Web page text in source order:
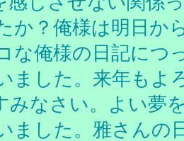
か？俺様は明日か
な俺様の日記につ
ました。来年もよ
みなさい。よい夢
ました。雅さんの